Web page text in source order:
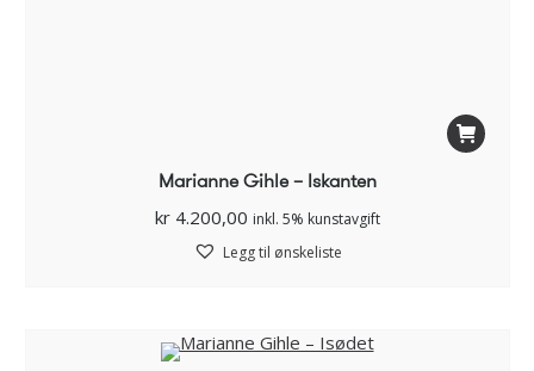
Marianne Gihle – Iskanten
kr4.200,00 inkl. 5% kunstavgift
Legg til ønskeliste